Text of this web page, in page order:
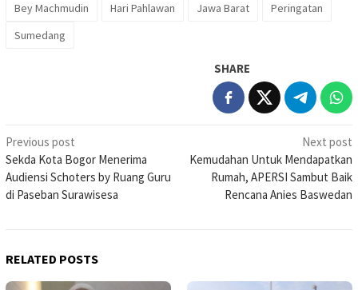
Bey Machmudin Hari Pahlawan Jawa Barat
Peringatan
Sumedang
SHARE
Post
navigation
Previous post
Sekda Kota Bogor Menerima
Audiensi Schoters by Ruang Guru
di Paseban Surawisesa
Next post
Kemudahan Untuk Mendapatkan
Rumah, APERSI Sambut Baik
Rencana Anies Baswedan
RELATED POSTS